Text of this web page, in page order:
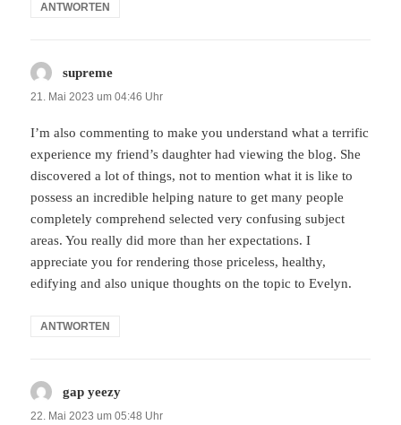
ANTWORTEN
supreme
21. Mai 2023 um 04:46 Uhr
I’m also commenting to make you understand what a terrific
experience my friend’s daughter had viewing the blog. She
discovered a lot of things, not to mention what it is like to
possess an incredible helping nature to get many people
completely comprehend selected very confusing subject
areas. You really did more than her expectations. I
appreciate you for rendering those priceless, healthy,
edifying and also unique thoughts on the topic to Evelyn.
ANTWORTEN
gap yeezy
22. Mai 2023 um 05:48 Uhr